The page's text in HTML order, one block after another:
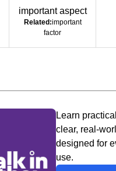
important aspect
Related:important
factor
Learn
clear, real-
designed for
use.